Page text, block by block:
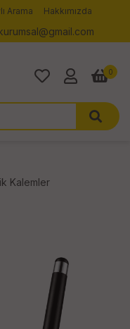
Arama Hakkımızda
0
Kalemler